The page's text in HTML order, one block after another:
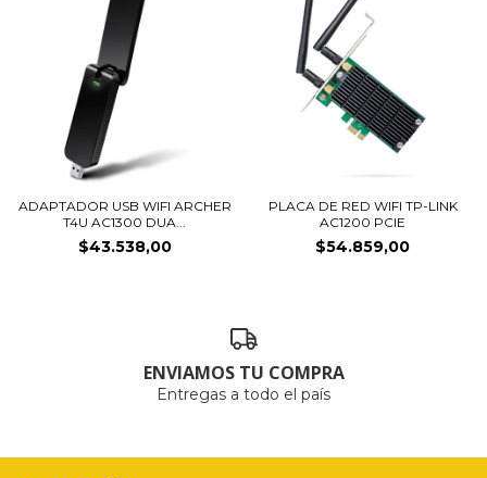
ADAPTADOR USB WIFI ARCHER
T4U AC1300 DUA...
$43.538,00
PLACA DE RED WIFI TP-LINK
AC1200 PCIE
$54.859,00
ENVIAMOS TU COMPRA
Entregas a todo el país